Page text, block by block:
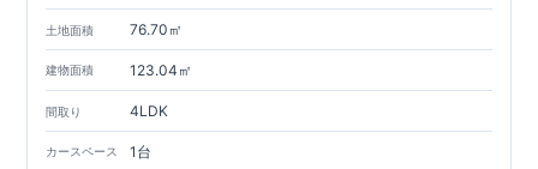
土地面積 76.70㎡
建物面積 123.04㎡
間取り 4LDK
カースペース 1台